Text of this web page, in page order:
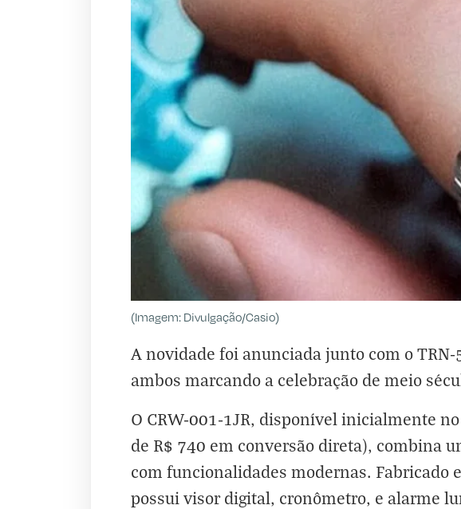
(Imagem: Divulgação/Casio)
A novidade foi anunciada junto com o
ambos marcando a celebração de meio
O CRW-001-1JR, disponível inicialmente
de R$ 740 em conversão direta), combina
com funcionalidades modernas. Fabricado
possui visor digital, cronômetro, e alarme